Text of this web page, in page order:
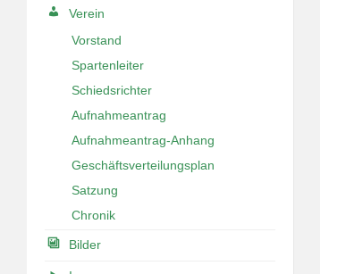
Verein
Vorstand
Spartenleiter
Schiedsrichter
Aufnahmeantrag
Aufnahmeantrag-Anhang
Geschäftsverteilungsplan
Satzung
Chronik
Bilder